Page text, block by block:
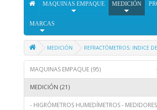
MAQUINAS EMPAQUE MEDICIÓN
MARCAS
MEDICIÓN REFRACTÓMETROS: INDICE
MAQUINAS EMPAQUE (95)
MEDICIÓN (21)
- HIGRÓMETROS HUMEDÍMETROS - MEDIDORES